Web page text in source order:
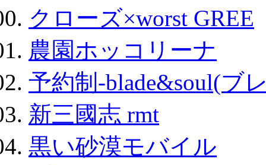
クローズ×worst GREE
農園ホッコリーナ
予約制-blade&soul(ブ
新三國志 rmt
黒い砂漠モバイル